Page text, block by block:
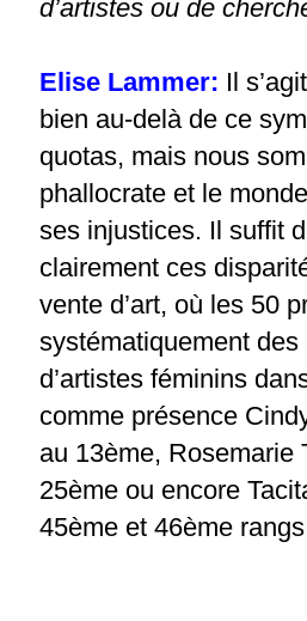
d’artistes ou de
Elise Lammer: Il
bien au-delà de ce
quotas, mais nous
phallocrate et le
ses injustices. Il suffit
clairement ces
vente d’art, où les 50
systématiquement
d’artistes féminins
comme présence
au 13ème, Rosemarie
25ème ou encore
45ème et 46ème